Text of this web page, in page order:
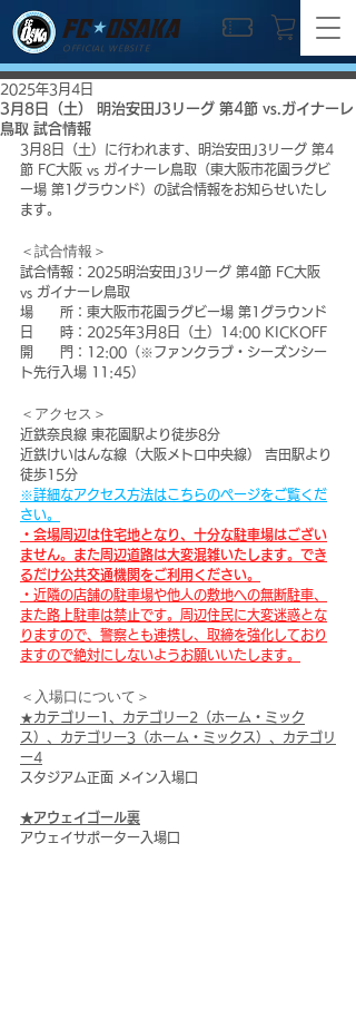
OFFICIAL WEBSITE
3月8日（土） 明治安田J3リーグ 第4節 vs.ガイナーレ
鳥取 試合情報
2025年3月4日
3月8日（土）に行われます、明治安田J3リーグ 第4
節 FC大阪 vs ガイナーレ鳥取（東大阪市花園ラグビ
ー場 第1グラウンド）の試合情報をお知らせいたし
ます。
＜試合情報＞
試合情報：2025明治安田J3リーグ 第4節 FC大阪
vs ガイナーレ鳥取
場　　所：東大阪市花園ラグビー場 第1グラウンド
日　　時：2025年3月8日（土）14:00 KICKOFF
開　　門：12:00（※ファンクラブ・シーズンシー
ト先行入場 11:45）
＜アクセス＞
近鉄奈良線 東花園駅より徒歩8分
近鉄けいはんな線（大阪メトロ中央線） 吉田駅より
徒歩15分
※詳細なアクセス方法はこちらのページをご覧くだ
さい。
・会場周辺は住宅地となり、十分な駐車場はござい
ません。また周辺道路は大変混雑いたします。でき
るだけ公共交通機関をご利用ください。
・近隣の店舗の駐車場や他人の敷地への無断駐車、
また路上駐車は禁止です。周辺住民に大変迷惑とな
りますので、警察とも連携し、取締を強化しており
ますので絶対にしないようお願いいたします。
＜入場口について＞
★カテゴリー1、カテゴリー2（ホーム・ミック
ス）、カテゴリー3（ホーム・ミックス）、カテゴリ
ー4
スタジアム正面 メイン入場口
★アウェイゴール裏
アウェイサポーター入場口